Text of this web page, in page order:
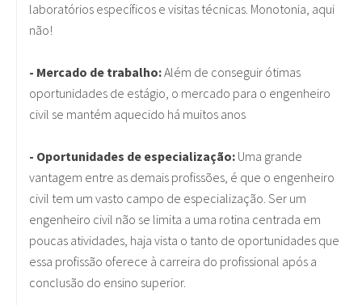
laboratórios específicos e visitas técnicas. Monotonia, aqui
não!
- Mercado de trabalho:Além de conseguir ótimas
oportunidades de estágio, o mercado para o engenheiro
civil se mantém aquecido há muitos anos
- Oportunidades de especialização: Uma grande
vantagem entre as demais profissões, é que o engenheiro
civil tem um vasto campo de especialização. Ser um
engenheiro civil não se limita a uma rotina centrada em
poucas atividades, haja vista o tanto de oportunidades que
essa profissão oferece à carreira do profissional após a
conclusão do ensino superior.